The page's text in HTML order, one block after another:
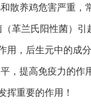
散养鸡危害严重，
革兰氏阳性菌）
用，后生元中的成
，提高免疫力的
挥重要的作用！